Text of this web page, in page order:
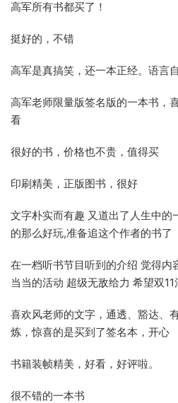
高军所有书都买了！
挺好的，不错
高军是真搞笑，还一本正经。语言
高军老师限量版签名版的一本书，
看
很好的书，价格也不贵，值得买
印刷精美，正版图书，很好
文字朴实而有趣 又道出了人生中的
的那么好玩,准备追这个作者的书了
在一档听书节目听到的介绍 觉得内
当当的活动 超级无敌给力 希望双
喜欢风老师的文字，通透、豁达、
炼，惊喜的是买到了签名本，开心
书籍装帧精美，好看，好评啦。
很不错的一本书